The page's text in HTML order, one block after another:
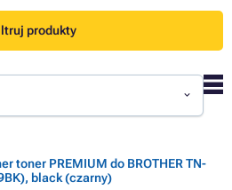
produkty
toner PREMIUM do BROTHER TN-
black (czarny)